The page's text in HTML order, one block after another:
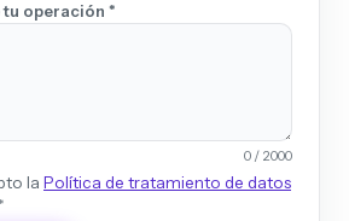
tu operación *
0 / 2000
la Política de tratamiento de datos